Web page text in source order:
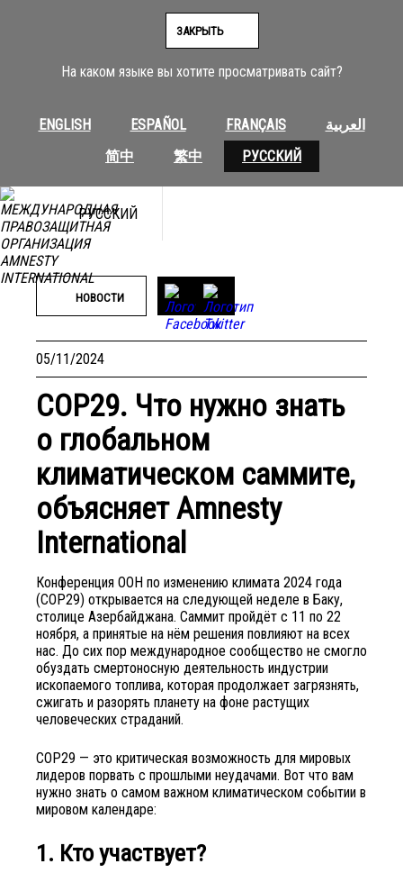
На каком языке вы хотите просматривать сайт?
ENGLISH ESPAÑOL FRANÇAIS
العربية
简中
繁中 РУССКИЙ
ЗАКРЫТЬ
РУССКИЙ
НОВОСТИ
05/11/2024
COP29. Что нужно знать
о глобальном
климатическом саммите,
объясняет Amnesty
International
Конференция ООН по изменению климата 2024 года
(COP29) открывается на следующей неделе в Баку,
столице Азербайджана. Саммит пройдёт с 11 по 22
ноября, а принятые на нём решения повлияют на всех
нас. До сих пор международное сообщество не смогло
обуздать смертоносную деятельность индустрии
ископаемого топлива, которая продолжает загрязнять,
сжигать и разорять планету на фоне растущих
человеческих страданий.
COP29 — это критическая возможность для мировых
лидеров порвать с прошлыми неудачами. Вот что вам
нужно знать о самом важном климатическом событии в
мировом календаре:
1. Кто участвует?